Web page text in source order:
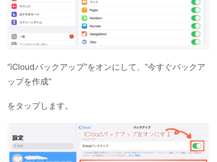
“iCloudバックアップ”をオンにして、”今すぐバックア
ップを作成”
をタップします。